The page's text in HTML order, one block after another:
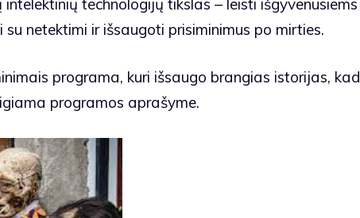
netektimi ir išsaugoti prisiminimus po mirties.
programa, kuri išsaugo brangias istorijas, kad
programos aprašyme.